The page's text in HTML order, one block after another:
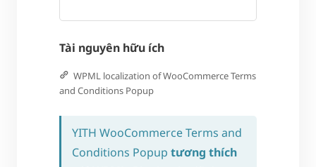
Tài nguyên hữu ích
WPML localization of WooCommerce Terms
and Conditions Popup
YITH WooCommerce Terms and
Conditions Popup tương thích